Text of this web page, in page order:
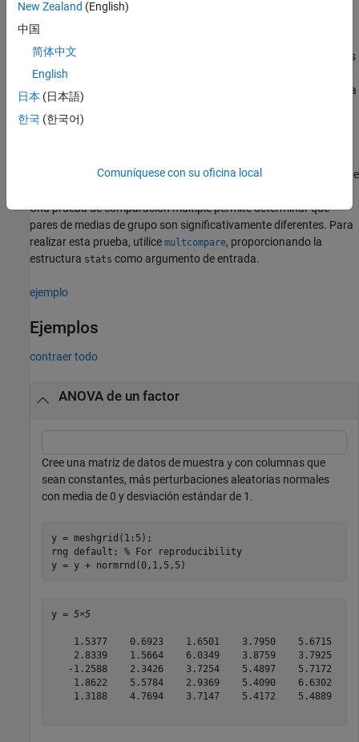
[p
cualquiera de las combinaciones de argumentos de entrada de las
sintaxis anteriores. Para copiar una versión de texto de la tabla
ANOVA en el portapapeles, seleccione
en la figura
de la tabla ANOVA.
] = anova1(___)devuelve una estructura,
, que
Una prueba de comparación múltiple permite determinar qué
pares de medias de grupo son significativamente diferentes. Para
realizar esta prueba, utilice multcompare, proporcionando la
estructura stats como argumento de entrada.
ejemplo
Ejemplos
contraer todo
ANOVA de un factor
Cree una matriz de datos de muestra y con columnas que
sean constantes, más perturbaciones aleatorias normales
con media de 0 y desviación estándar de 1.
y = meshgrid(1:5);
rng default ; % For reproducibility
y = y + normrnd(0,1,5,5)
y = 5×5
    1.5377    0.6923    1.6501    3.7950    5.6715
    2.8339    1.5664    6.0349    3.8759    3.7925
   -1.2588    2.3426    3.7254    5.4897    5.7172
    1.8622    5.5784    2.9369    5.4090    6.6302
    1.3188    4.7694    3.7147    5.4172    5.4889
New Zealand (English)
中国
简体中文
English
日本 (日本語)
한국 (한국어)
Comuníquese con su oficina local